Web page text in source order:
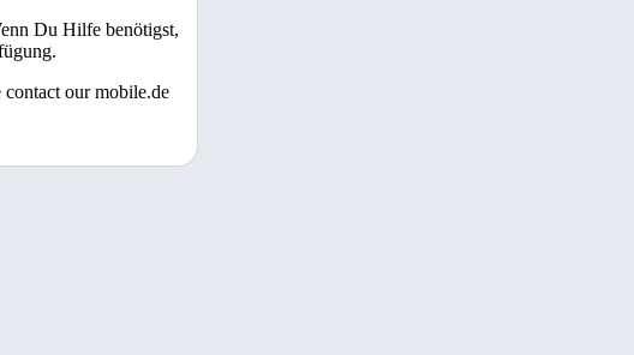
Du Hilfe benötigst,
contact our mobile.de